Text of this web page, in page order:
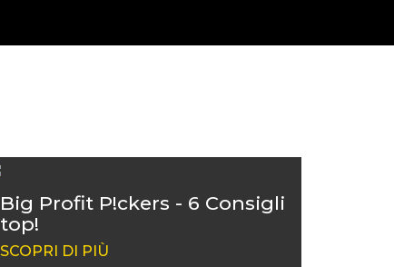
Big Profit P!ckers - 6 Consigli
top!
SCOPRI DI PIÙ